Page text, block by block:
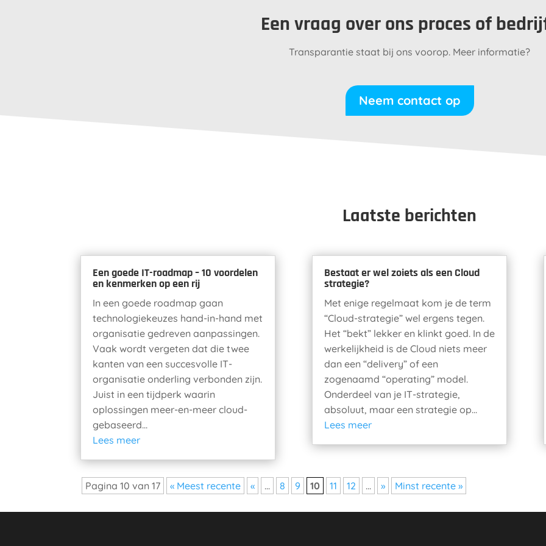
Een vraag over ons proces of
Transparantie staat bij ons voorop. Meer informatie?
Neem contact op
Laatste berichten
Een goede IT-roadmap – 10 voordelen
en kenmerken op een rij
In een goede roadmap gaan
technologiekeuzes hand-in-hand met
organisatie gedreven aanpassingen.
Vaak wordt vergeten dat die twee
kanten van een succesvolle IT-
organisatie onderling verbonden zijn.
Juist in een tijdperk waarin
oplossingen meer-en-meer cloud-
gebaseerd...
Lees meer
Bestaat er wel zoiets als een Cloud
strategie?
Met enige regelmaat kom je de term
“Cloud-strategie” wel ergens tegen.
Het “bekt” lekker en klinkt goed. In de
werkelijkheid is de Cloud niets meer
dan een “delivery” of een
zogenaamd “operating” model.
Onderdeel van je IT-strategie,
absoluut, maar een strategie op...
Lees meer
Pagina 10 van 17 « Meest recente « ... 8 9 10 11 12 ... » Minst recente »